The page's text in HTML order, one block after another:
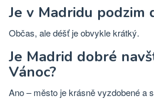
Je v Madridu podzim
Občas, ale déšť je obvykle krátký.
Je Madrid dobré
Vánoc?
Ano – město je krásně vyzdobené a